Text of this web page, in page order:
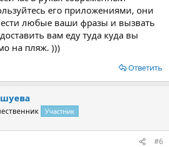
его приложениями, они
любые ваши фразы и вызвать
вам еду туда куда вы
на пляж. )))
Ответить
Участник
#6